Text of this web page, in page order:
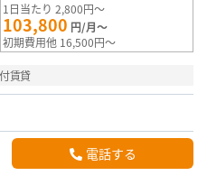
1日当たり 2,800円～
103,800 円/月～
初期費用他 16,500円～
賃貸
電話する